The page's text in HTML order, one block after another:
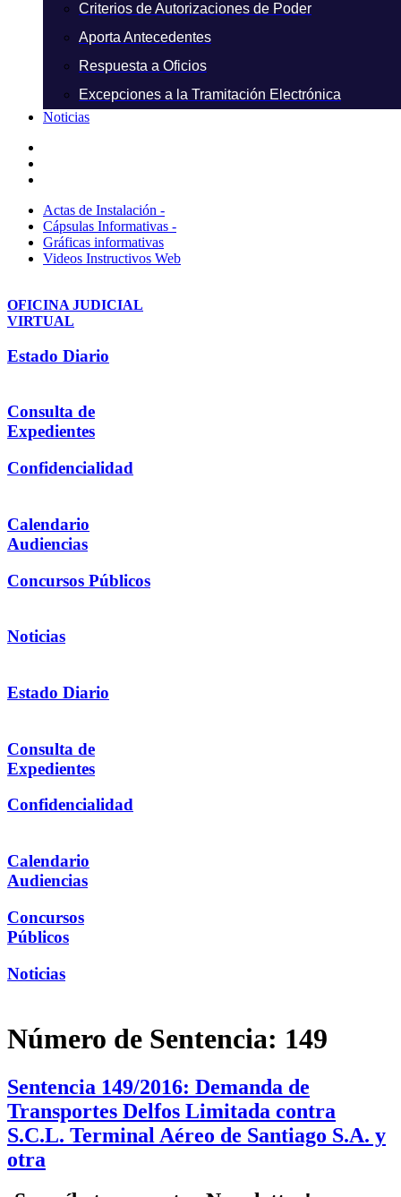
Criterios de Autorizaciones de Poder
Aporta Antecedentes
Respuesta a Oficios
Excepciones a la Tramitación Electrónica
Noticias
Actas de Instalación -
Cápsulas Informativas -
Gráficas informativas
Videos Instructivos Web
OFICINA JUDICIAL
VIRTUAL
Estado Diario
Consulta de
Expedientes
Confidencialidad
Calendario
Audiencias
Concursos Públicos
Noticias
Estado Diario
Consulta de
Expedientes
Confidencialidad
Calendario
Audiencias
Concursos
Públicos
Noticias
Número de Sentencia: 149
Sentencia 149/2016: Demanda de
Transportes Delfos Limitada contra
S.C.L. Terminal Aéreo de Santiago S.A. y
otra